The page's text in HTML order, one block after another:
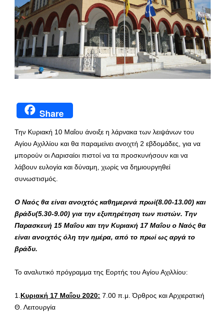
Share
Την Κυριακή 10 Μαΐου άνοιξε η λάρνακα των λειψάνων του
Αγίου Αχιλλίου και θα παραμείνει ανοιχτή 2 εβδομάδες, για να
μπορούν οι Λαρισαίοι πιστοί να τα προσκυνήσουν και να
λάβουν ευλογία και δύναμη, χωρίς να δημιουργηθεί
συνωστισμός.
Ο Ναός θα είναι ανοιχτός καθημερινά πρωί(8.00-13.00) και
βράδυ(5.30-9.00) για την εξυπηρέτηση των πιστών. Την
Παρασκευή 15 Μαΐου και την Κυριακή 17 Μαΐου ο Ναός θα
είναι ανοιχτός όλη την ημέρα, από το πρωί ως αργά το
βράδυ.
Το αναλυτικό πρόγραμμα της Εορτής του Αγίου Αχιλλίου:
1.Κυριακή 17 Μαΐου 2020: 7.00 π.μ. Όρθρος και Αρχιερατική
Θ. Λειτουργία